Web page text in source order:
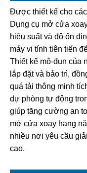
Được thiết kế cho
Dụng cụ mở cửa
hiệu suất và độ ổn
máy vi tính tiên tiến
Thiết kế mô-đun của
lắp đặt và bảo trì,
quá tải thông minh
dự phòng tự động
giúp tăng cường an
mở cửa xoay hạng
nhiều nơi yêu cầu
cao.